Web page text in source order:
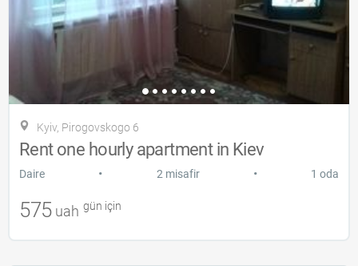
Kyiv, Pirogovskogo 6
Rent one hourly apartment in Kiev
Daire • 2 misafir • 1 oda
575 uah gün için